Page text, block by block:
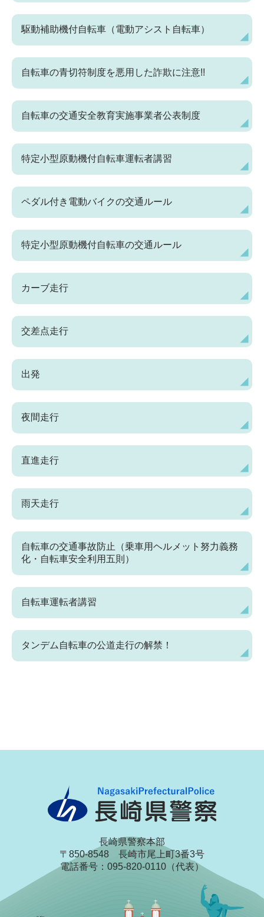
駆動補助機付自転車（電動アシスト自転車）
自転車の青切符制度を悪用した詐欺に注意!!
自転車の交通安全教育実施事業者公表制度
特定小型原動機付自転車運転者講習
ペダル付き電動バイクの交通ルール
特定小型原動機付自転車の交通ルール
カーブ走行
交差点走行
出発
夜間走行
直進走行
雨天走行
自転車の交通事故防止（乗車用ヘルメット努力義務
化・自転車安全利用五則）
自転車運転者講習
タンデム自転車の公道走行の解禁！
長崎県警察本部
〒850-8548 長崎市尾上町3番3号
電話番号：095-820-0110（代表）